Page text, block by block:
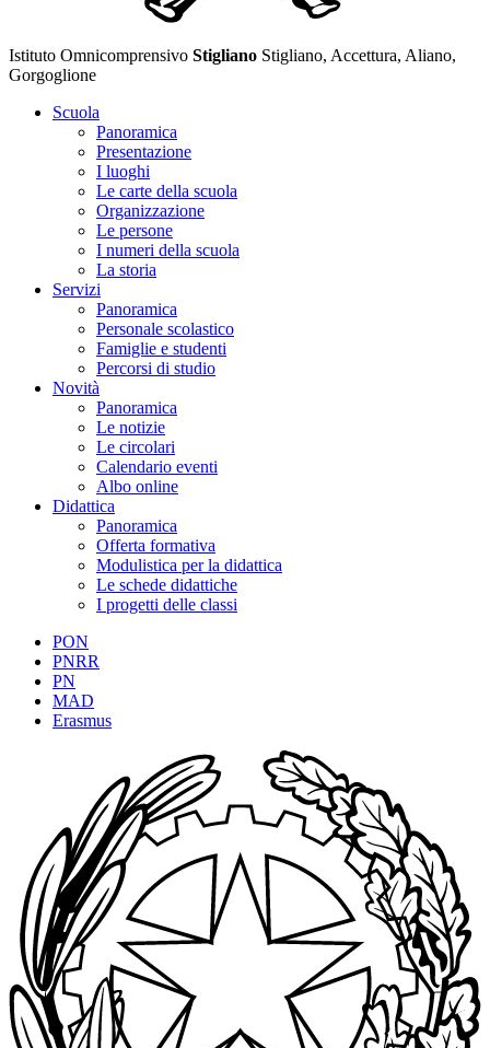
Istituto Omnicomprensivo Stigliano Stigliano, Accettura, Aliano,
Gorgoglione
Scuola
Panoramica
Presentazione
I luoghi
Le carte della scuola
Organizzazione
Le persone
I numeri della scuola
La storia
Servizi
Panoramica
Personale scolastico
Famiglie e studenti
Percorsi di studio
Novità
Panoramica
Le notizie
Le circolari
Calendario eventi
Albo online
Didattica
Panoramica
Offerta formativa
Modulistica per la didattica
Le schede didattiche
I progetti delle classi
PON
PNRR
PN
MAD
Erasmus